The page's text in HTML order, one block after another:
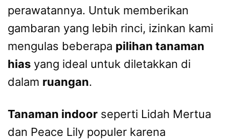
perawatannya. Untuk memberikan
gambaran yang lebih rinci, izinkan kami
mengulas beberapa pilihan tanaman
hias yang ideal untuk diletakkan di
dalam ruangan.
Tanaman indoor seperti Lidah Mertua
dan Peace Lily populer karena